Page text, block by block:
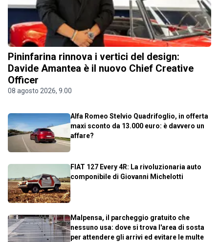
Pininfarina rinnova i vertici del design:
Davide Amantea è il nuovo Chief Creative
Officer
08 agosto 2026, 9.00
Alfa Romeo Stelvio Quadrifoglio, in offerta
maxi sconto da 13.000 euro: è davvero un
affare?
FIAT 127 Every 4R: La rivoluzionaria auto
componibile di Giovanni Michelotti
Malpensa, il parcheggio gratuito che
nessuno usa: dove si trova l'area di sosta
per attendere gli arrivi ed evitare le multe